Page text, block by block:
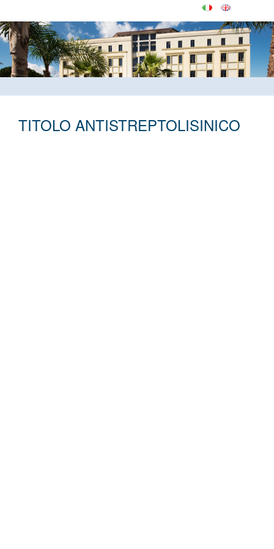
TITOLO ANTISTREPTOLISINICO